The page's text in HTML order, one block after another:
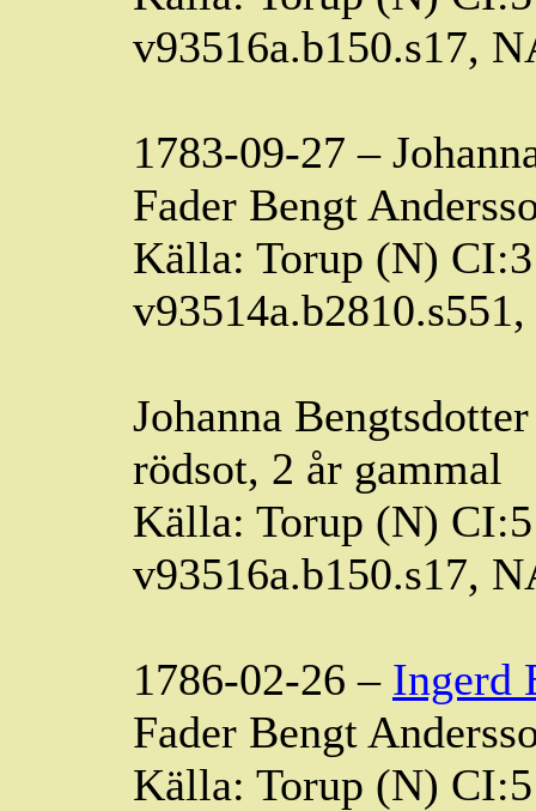
v93516a.b150.s17,
1783-09-27 –
Fader Bengt
Källa: Torup (N)
Johanna Bengtsdotter
rödsot, 2 år gammal
Källa: Torup (N)
v93516a.b150.s17,
1786-02-26 – Ingerd
Fader Bengt
Källa: Torup (N)